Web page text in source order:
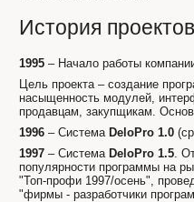
История проектов
1995 – Начало работы
Цель проекта – создание
насыщенность модулей,
продавцам, закупщикам.
1996 – Система DeloPro 1.0
1997 – Система DeloPro 1.5.
популярности программы на
"Топ-профи 1997/осень",
"фирмы - разработчики